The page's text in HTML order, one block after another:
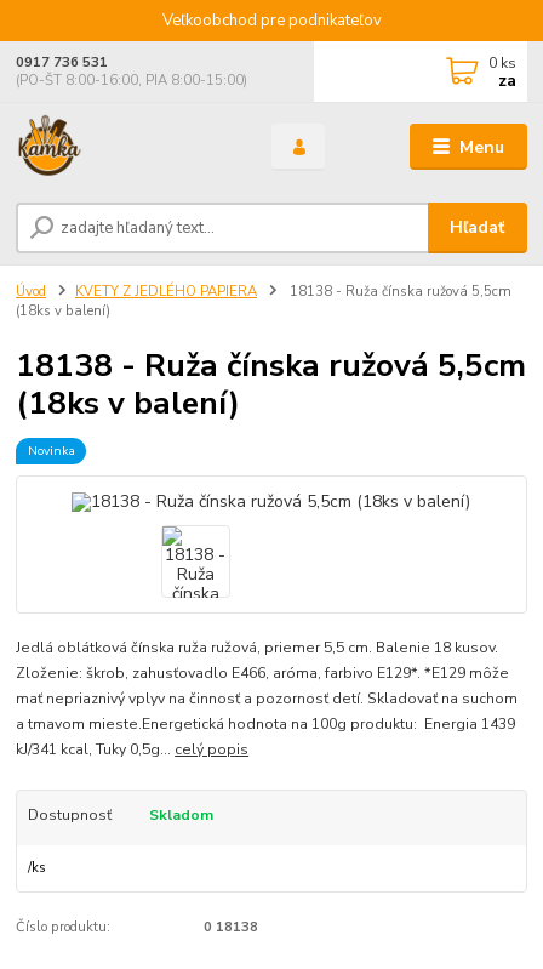
Veľkoobchod pre podnikateľov
Menu
Hľadať
0917 736 531
(PO-ŠT 8:00-16:00, PIA 8:00-15:00)
0 ks
za
Úvod KVETY Z JEDLÉHO PAPIERA
18138 - Ruža čínska ružová 5,5cm
(18ks v balení)
18138 - Ruža čínska ružová 5,5cm
(18ks v balení)
Novinka
Jedlá oblátková čínska ruža ružová, priemer 5,5 cm. Balenie 18 kusov.
Zloženie: škrob, zahusťovadlo E466, aróma, farbivo E129*. *E129 môže
mať nepriaznivý vplyv na činnosť a pozornosť detí. Skladovať na suchom
a tmavom mieste.Energetická hodnota na 100g produktu: Energia 1439
kJ/341 kcal, Tuky 0,5g... celý popis
Dostupnosť Skladom
/ks
Číslo produktu: 0 18138